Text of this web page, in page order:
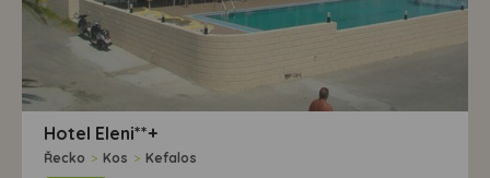
Hotel Eleni**+
Řecko > Kos > Kefalos